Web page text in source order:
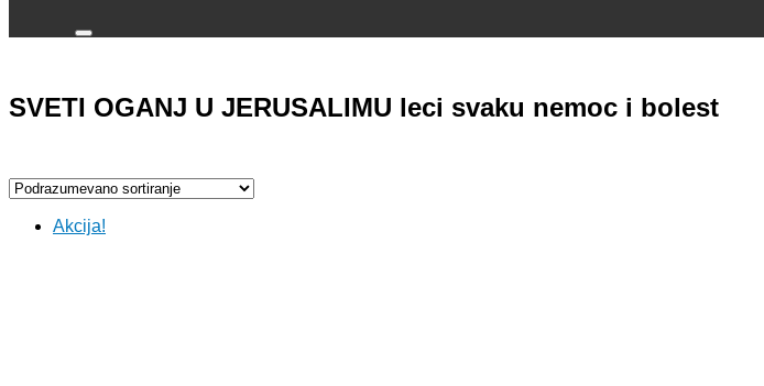
SVETI OGANJ U JERUSALIMU leci svaku nemoc i bolest
Akcija!